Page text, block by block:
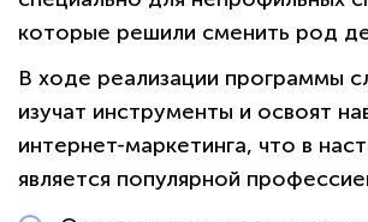
которые решили сменить род
В ходе реализации программы
изучат инструменты и освоят
интернет-маркетинга, что в
является популярной